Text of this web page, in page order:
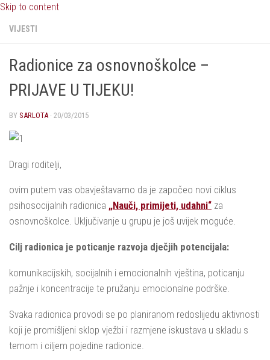
Skip to content
VIJESTI
Radionice za osnovnoškolce –
PRIJAVE U TIJEKU!
BY SARLOTA · 20/03/2015
Dragi roditelji,
ovim putem vas obavještavamo da je započeo novi ciklus
psihosocijalnih radionica „Nauči, primijeti, udahni“ za
osnovnoškolce. Uključivanje u grupu je još uvijek moguće.
Cilj radionica je poticanje razvoja dječjih potencijala:
komunikacijskih, socijalnih i emocionalnih vještina, poticanju
pažnje i koncentracije te pružanju emocionalne podrške.
Svaka radionica provodi se po planiranom redoslijedu aktivnosti
koji je promišljeni sklop vježbi i razmjene iskustava u skladu s
temom i ciljem pojedine radionice.